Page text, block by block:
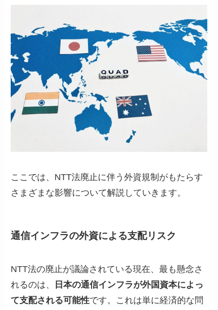
ここでは、NTT法廃止に伴う外資規制がもたらす
さまざまな影響について解説していきます。
通信インフラの外資による支配リスク
NTT法の廃止が議論されている現在、最も懸念さ
れるのは、
日本の通信インフラが外国資本によっ
て支配される可能性です。これは単に経済的な問